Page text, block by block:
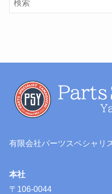
有限会社パーツスペシャリ
本社
〒106-0044